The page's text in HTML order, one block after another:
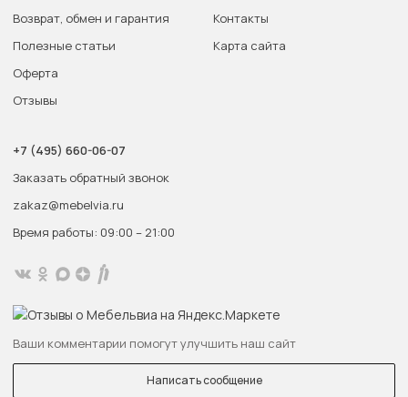
Возврат, обмен и гарантия
Полезные статьи
Оферта
Отзывы
Контакты
Карта сайта
+7 (495) 660-06-07
Заказать обратный звонок
zakaz@mebelvia.ru
Время работы: 09:00 – 21:00
Ваши комментарии помогут улучшить наш сайт
Написать сообщение